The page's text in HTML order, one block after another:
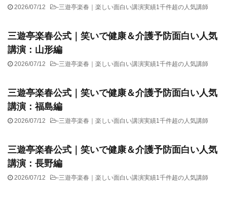
2026/07/12 -三遊亭楽春｜楽しい面白い講演実績1千件超の人気講師
三遊亭楽春公式｜笑いで健康＆介護予防面白い人気
講演：山形編
2026/07/12 -三遊亭楽春｜楽しい面白い講演実績1千件超の人気講師
三遊亭楽春公式｜笑いで健康＆介護予防面白い人気
講演：福島編
2026/07/12 -三遊亭楽春｜楽しい面白い講演実績1千件超の人気講師
三遊亭楽春公式｜笑いで健康＆介護予防面白い人気
講演：長野編
2026/07/12 -三遊亭楽春｜楽しい面白い講演実績1千件超の人気講師